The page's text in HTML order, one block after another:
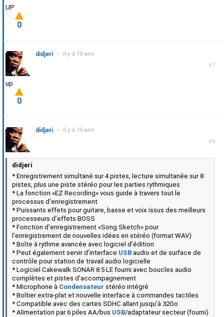
UP
0
#7
didjeri • il y a 15 ans
up
0
#8
didjeri • il y a 15 ans
didjeri
* Enregistrement simultané sur 4 pistes, lecture simultanée sur 8
pistes, plus une piste stéréo pour les parties rythmiques
* La fonction «EZ Recording» vous guide à travers tout le
processus d’enregistrement
* Puissants effets pour guitare, basse et voix issus des meilleurs
processeurs d’effets BOSS
* Fonction d’enregistrement «Song Sketch» pour
l’enregistrement de nouvelles idées en stéréo (format WAV)
* Boîte à rythme avancée avec logiciel d’édition
* Peut également servir d’interface USB audio et de surface de
contrôle pour station de travail audio logicielle
* Logiciel Cakewalk SONAR 8.5 LE fourni avec boucles audio
complètes et pistes d’accompagnement
* Microphone à Condensateur stéréo intégré
* Boîtier extra-plat et nouvelle interface à commandes tactiles
* Compatible avec des cartes SDHC allant jusqu’à 32Go
* Alimentation par 6 piles AA/bus USB/adaptateur secteur (fourni)